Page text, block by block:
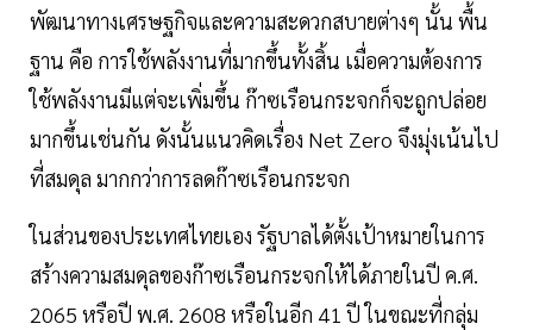
พัฒนาทางเศรษฐกิจและความสะดวกสบายต่างๆ นั้น พื้น
ฐาน คือ การใช้พลังงานที่มากขึ้นทั้งสิ้น เมื่อความต้องการ
ใช้พลังงานมีแต่จะเพิ่มขึ้น ก๊าซเรือนกระจกก็จะถูกปล่อย
มากขึ้นเช่นกัน ดังนั้นแนวคิดเรื่อง Net Zero จึงมุ่งเน้นไป
ที่สมดุล มากกว่าการลดก๊าซเรือนกระจก
ในส่วนของประเทศไทยเอง รัฐบาลได้ตั้งเป้าหมายในการ
สร้างความสมดุลของก๊าซเรือนกระจกให้ได้ภายในปี ค.ศ.
2065 หรือปี พ.ศ. 2608 หรือในอีก 41 ปี ในขณะที่กลุ่ม